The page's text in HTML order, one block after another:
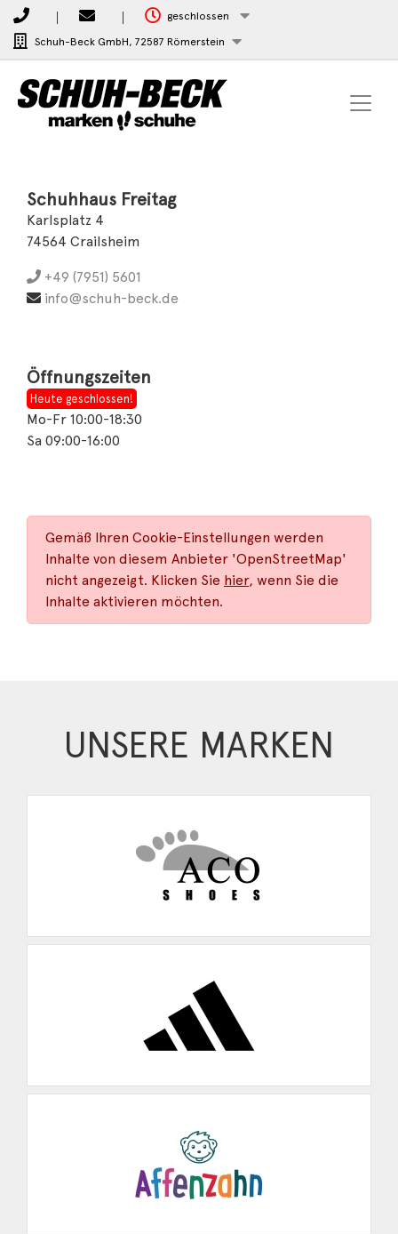
geschlossen
Schuh-Beck GmbH, 72587 Römerstein
Schuhhaus Freitag
Karlsplatz 4
74564 Crailsheim
+49 (7951) 5601
info@schuh-beck.de
Öffnungszeiten
Heute geschlossen!
Mo-Fr 10:00-18:30
Sa 09:00-16:00
Gemäß Ihren Cookie-Einstellungen werden
Inhalte von diesem Anbieter 'OpenStreetMap'
nicht angezeigt. Klicken Sie hier, wenn Sie die
Inhalte aktivieren möchten.
UNSERE MARKEN